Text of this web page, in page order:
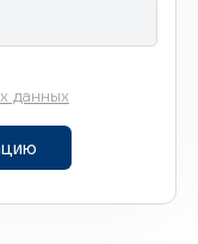
данных